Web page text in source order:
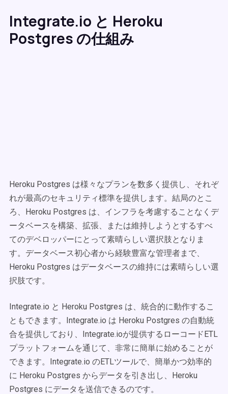
Integrate.io と Heroku
Postgres の仕組み
Heroku Postgres は様々なプランを数多く提供し、それぞ
れが最高のセキュリティ標準を提供します。結局のとこ
ろ、Heroku Postgres は、インフラを考慮することなくデ
ータベースを構築、拡張、または維持しようとするすべ
てのデベロッパーにとって素晴らしい選択肢となりま
す。データベース初心者から経験豊富な管理者まで、
Heroku Postgres はデータベースの維持には素晴らしい選
択肢です。
Integrate.io と Heroku Postgres は、統合的に動作するこ
ともできます。Integrate.io は Heroku Postgres の自動統
合を提供しており、Integrate.ioが提供するローコードETL
プラットフォームを通じて、非常に簡単に始めることが
できます。Integrate.io のETLツールで、簡単かつ効率的
に Heroku Postgres からデータを引き出し、Heroku
Postgres にデータを送信できるのです。